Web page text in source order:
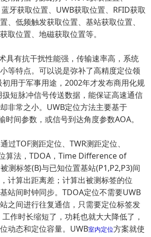
牙获取位置、UWB获取位置、RFID获取
、低频触发获取位置、基站获取位置、
取位置、地磁获取位置等。
具有抗干扰性能强，传输速率高，系统
等特点。可以说是弥补了高精度定位领
用于军事用途，2002年才发布商用化规
短脉冲信号传送数据，能保证高速通信
非常之小。UWB定位方法主要基于
时间参数，或信号到达角度参数AOA。
TOF测距定位、TWR测距定位、
算法，TDOA，Time Difference of
测标签(B)与已知位置基站(P1,P2,P3)间
计算出距离差；计算出被测标签的位
站间时钟同步。TDOA定位不需要UWB
之间进行往复通信，只需要定位标签发
作时长缩短了，功耗也就大大降低了，
动态和定位容量。UWB室内定位方案就使